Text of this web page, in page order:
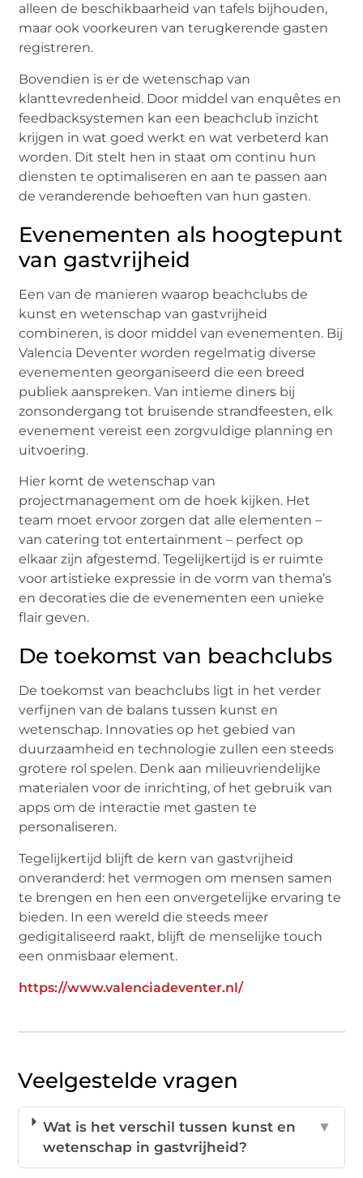
alleen de beschikbaarheid van tafels bijhouden,
maar ook voorkeuren van terugkerende gasten
registreren.
Bovendien is er de wetenschap van
klanttevredenheid. Door middel van enquêtes en
feedbacksystemen kan een beachclub inzicht
krijgen in wat goed werkt en wat verbeterd kan
worden. Dit stelt hen in staat om continu hun
diensten te optimaliseren en aan te passen aan
de veranderende behoeften van hun gasten.
Evenementen als hoogtepunt
van gastvrijheid
Een van de manieren waarop beachclubs de
kunst en wetenschap van gastvrijheid
combineren, is door middel van evenementen. Bij
Valencia Deventer worden regelmatig diverse
evenementen georganiseerd die een breed
publiek aanspreken. Van intieme diners bij
zonsondergang tot bruisende strandfeesten, elk
evenement vereist een zorgvuldige planning en
uitvoering.
Hier komt de wetenschap van
projectmanagement om de hoek kijken. Het
team moet ervoor zorgen dat alle elementen –
van catering tot entertainment – perfect op
elkaar zijn afgestemd. Tegelijkertijd is er ruimte
voor artistieke expressie in de vorm van thema’s
en decoraties die de evenementen een unieke
flair geven.
De toekomst van beachclubs
De toekomst van beachclubs ligt in het verder
verfijnen van de balans tussen kunst en
wetenschap. Innovaties op het gebied van
duurzaamheid en technologie zullen een steeds
grotere rol spelen. Denk aan milieuvriendelijke
materialen voor de inrichting, of het gebruik van
apps om de interactie met gasten te
personaliseren.
Tegelijkertijd blijft de kern van gastvrijheid
onveranderd: het vermogen om mensen samen
te brengen en hen een onvergetelijke ervaring te
bieden. In een wereld die steeds meer
gedigitaliseerd raakt, blijft de menselijke touch
een onmisbaar element.
https://www.valenciadeventer.nl/
Veelgestelde vragen
Wat is het verschil tussen kunst en
wetenschap in gastvrijheid?
▼